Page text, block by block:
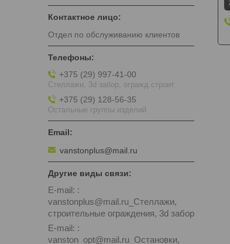
Отдел по обслуживанию клиентов
+375 (29) 997-41-00
Стеллажи, 3d забор, огражд.строит
+375 (29) 128-56-35
Остальные группы изделий
vanstonplus@mail.ru
E-mail:
vanstonplus@mail.ru_Стеллажи,
строительные ограждения, 3d забор
E-mail:
vanston_opt@mail.ru_Остановки,